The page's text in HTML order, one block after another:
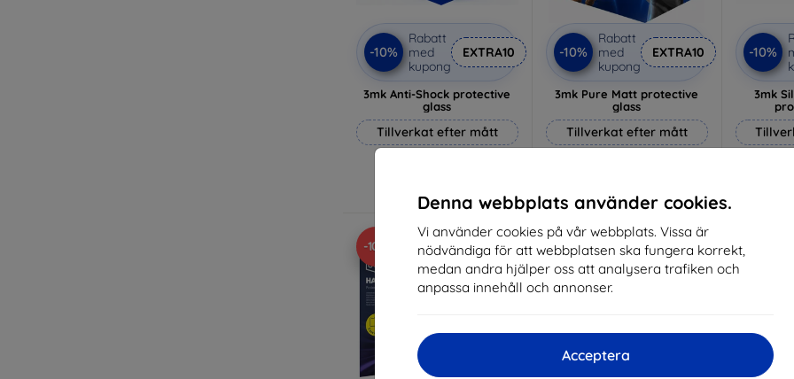
Denna webbplats använder cookies.
Vi använder cookies på vår webbplats. Vissa är
nödvändiga för att webbplatsen ska fungera korrekt,
medan andra hjälper oss att analysera trafiken och
anpassa innehåll och annonser.
Acceptera
-10%
Rabatt
med
kupong
EXTRA10
3mk Anti-Shock protective
glass
Tillverkat efter mått
I lager > 5 st
-10%
Rabatt
med
kupong
EXTRA10
3mk Pure Matt protective
glass
Tillverkat efter mått
I lager > 5 st
-10%
3mk
I
-10%